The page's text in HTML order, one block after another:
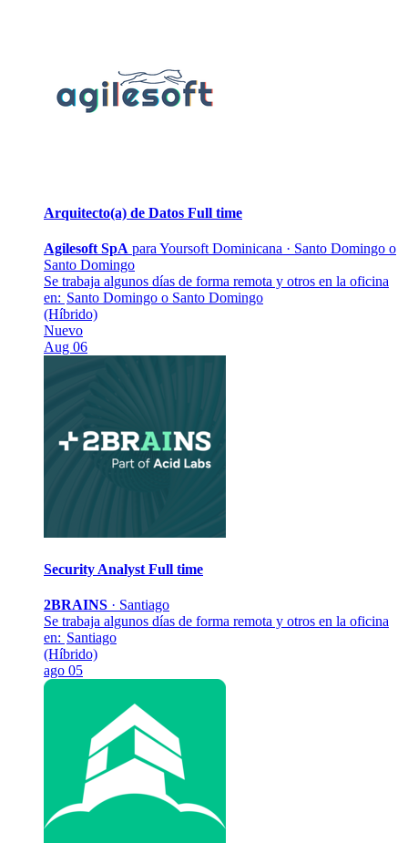
Arquitecto(a) de Datos Full time
Agilesoft SpA para Yoursoft Dominicana · Santo Domingo o
Santo Domingo
Se trabaja algunos días de forma remota y otros en la oficina
en: Santo Domingo o Santo Domingo
(Híbrido)
Nuevo
Aug 06
Security Analyst Full time
2BRAINS · Santiago
Se trabaja algunos días de forma remota y otros en la oficina
en: Santiago
(Híbrido)
ago 05